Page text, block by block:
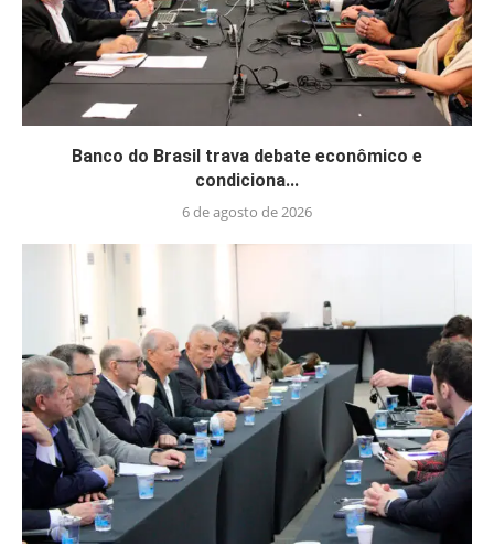
Banco do Brasil trava debate econômico e
condiciona...
6 de agosto de 2026